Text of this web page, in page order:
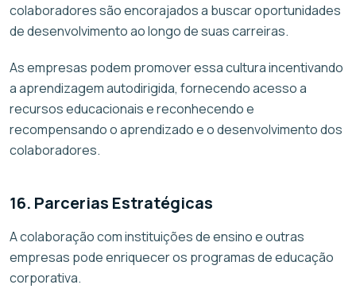
colaboradores são encorajados a buscar oportunidades
de desenvolvimento ao longo de suas carreiras.
As empresas podem promover essa cultura incentivando
a aprendizagem autodirigida, fornecendo acesso a
recursos educacionais e reconhecendo e
recompensando o aprendizado e o desenvolvimento dos
colaboradores.
16. Parcerias Estratégicas
A colaboração com instituições de ensino e outras
empresas pode enriquecer os programas de educação
corporativa.